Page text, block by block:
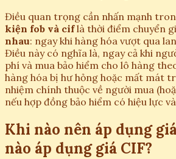
Điều quan trọng cần nhấn mạnh
kiện fob và ciflà thời điểm chuyển
nhau: ngay khi hàng hóa vượt qua
Điều này có nghĩa là, ngay cả khi
phí và mua bảo hiểm cho lô hàng
hàng hóa bị hư hỏng hoặc mất mát
nhiệm chính thuộc về người mua
nếu hợp đồng bảo hiểm có hiệu lực
Khi nào nên áp dụng
nào áp dụng giá CIF?